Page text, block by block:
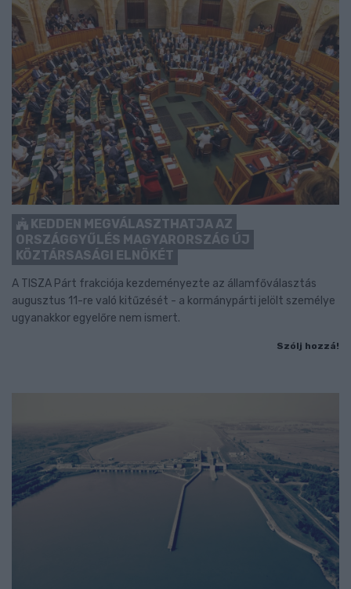
KEDDEN MEGVÁLASZTHATJA AZ
ORSZÁGGYŰLÉS MAGYARORSZÁG ÚJ
KÖZTÁRSASÁGI ELNÖKÉT
A TISZA Párt frakciója kezdeményezte az államfőválasztás
augusztus 11-re való kitűzését - a kormánypárti jelölt személye
ugyanakkor egyelőre nem ismert.
Szólj hozzá!